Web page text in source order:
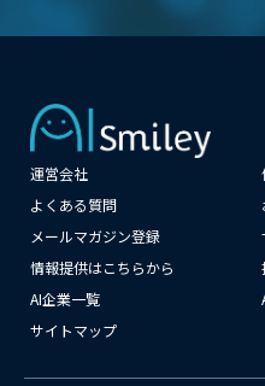
運営会社
よくある質問
メールマガジン登録
情報提供はこちらから
AI企業一覧
サイトマップ